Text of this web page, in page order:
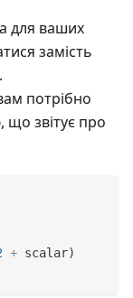
для ваших
замість
потрібно
що звітує про
+ scalar)